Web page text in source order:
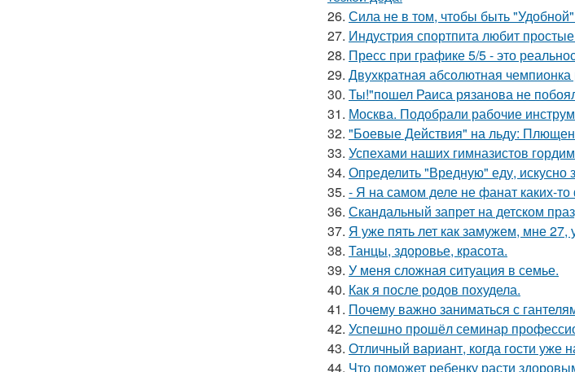
26. Сила не в том, чтобы быть
27. Индустрия спортпита любит
28. Пресс при графике 5/5 - это
29. Двухкратная абсолютная чемпионка
30. Ты!"пошел Раиса рязанова не
31. Москва. Подобрали рабочие
32. "Боевые Действия" на льду:
33. Успехами наших гимназистов
34. Определить "Вредную" еду,
35. - Я на самом деле не фанат каких-то
36. Скандальный запрет на детском
37. Я уже пять лет как замужем, мне 27,
38. Танцы, здоровье, красота.
39. У меня сложная ситуация в семье.
40. Как я после родов похудела.
41. Почему важно заниматься с
42. Успешно прошёл семинар
43. Отличный вариант, когда гости уже
44. Что поможет ребенку расти